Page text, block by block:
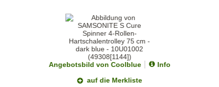
Angebotsbild von Coolblue
Info
auf die Merkliste